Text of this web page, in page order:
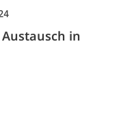
Austausch in